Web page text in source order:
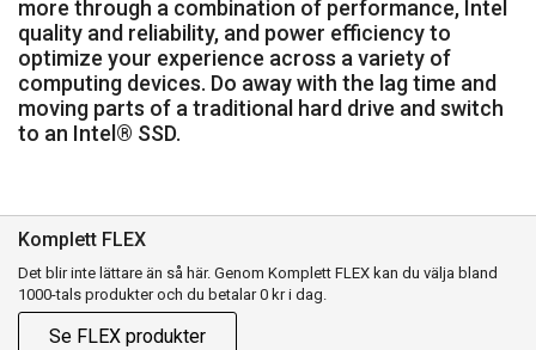
more through a combination of performance, Intel
quality and reliability, and power efficiency to
optimize your experience across a variety of
computing devices. Do away with the lag time and
moving parts of a traditional hard drive and switch
to an Intel® SSD.
Komplett FLEX
Det blir inte lättare än så här. Genom Komplett FLEX kan du välja bland
1000-tals produkter och du betalar 0 kr i dag.
Se FLEX produkter